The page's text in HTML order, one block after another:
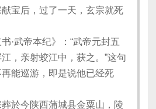
宝后，过了一天，玄宗就死
·武帝本纪》：“武帝元封五
，亲射蛟江中，获之。”这句
能巡游，即是说他已经死
於今陕西蒲城县金粟山，陵